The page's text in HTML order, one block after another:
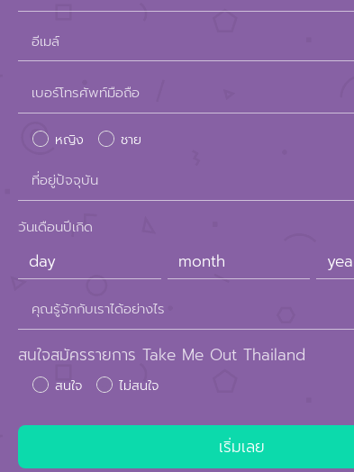
อีเมล์
Please
field
empty.
เบอร์โทรศัพท์มือถือ
หญิง ชาย
ที่อยู่ปัจจุบัน
วันเดือนปีเกิด
คุณรู้จักกับเราได้อย่างไร
สนใจสมัครรายการ Take Me Out Thailand
สนใจ ไม่สนใจ